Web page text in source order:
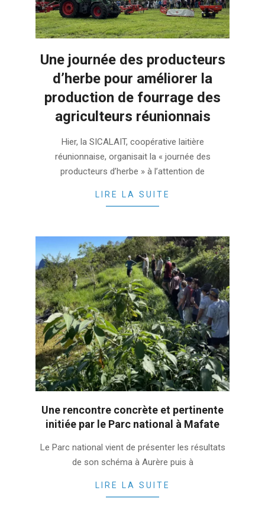
Une journée des producteurs
d’herbe pour améliorer la
production de fourrage des
agriculteurs réunionnais
Hier, la SICALAIT, coopérative laitière
réunionnaise, organisait la « journée des
producteurs d’herbe » à l’attention de
LIRE LA SUITE
Une rencontre concrète et pertinente
initiée par le Parc national à Mafate
03-
Le Parc national vient de présenter les résultats
de son schéma à Aurère puis à
LIRE LA SUITE